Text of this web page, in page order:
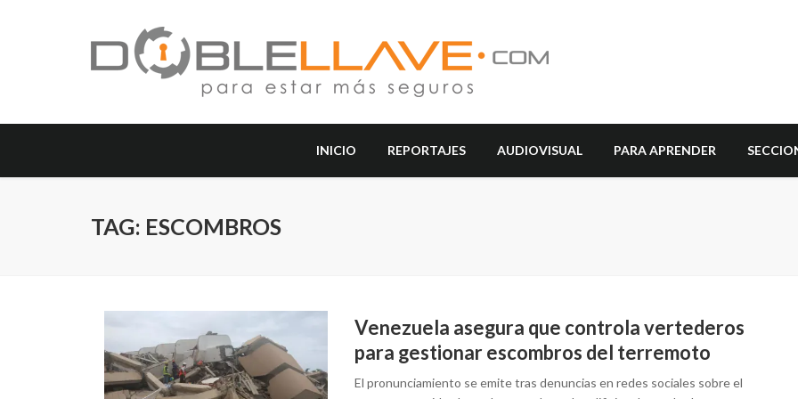
INICIO REPORTAJES AUDIOVISUAL PARA APRENDER
TAG: ESCOMBROS
Venezuela asegura que controla vertederos
para gestionar escombros del terremoto
El pronunciamiento se emite tras denuncias en redes sociales sobre el